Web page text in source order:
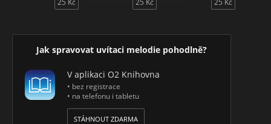
Jak spravovat uvítaci melodie pohodlně?
V aplikaci O2 Knihovna
• bez registrace
• na telefonu i tabletu
STÁHNOUT ZDARMA